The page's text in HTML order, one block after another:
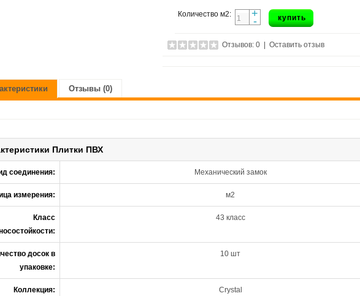
Количество м2: +
- купить
Отзывов: 0 |Оставить отзыв
Отзывы (0)
Плитки ПВХ
соединения: Механический замок
измерения: м2
Класс
43 класс
досок в
упаковке:
10 шт
Коллекция: Crystal